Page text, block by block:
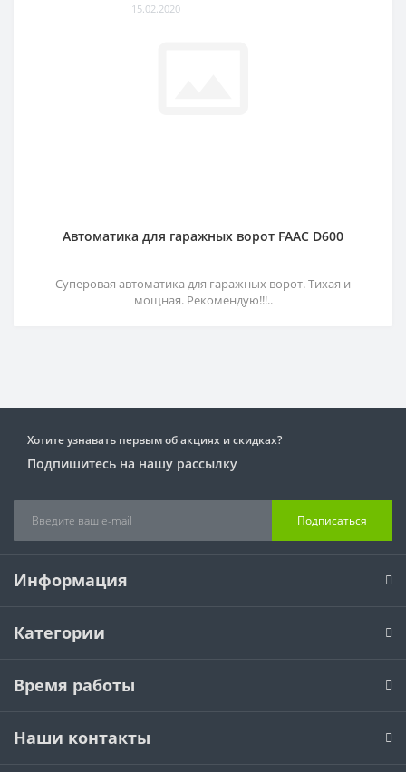
15.02.2020
Автоматика для гаражных ворот FAAC D600
Суперовая автоматика для гаражных ворот. Тихая и
мощная. Рекомендую!!!..
Хотите узнавать первым об акциях и скидках?
Подпишитесь на нашу рассылку
Подписаться
Информация
Категории
Время работы
Наши контакты